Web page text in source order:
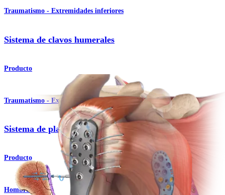
Traumatismo - Extremidades inferiores
Sistema de clavos humerales
Producto
Traumatismo - Extremidades inferiores
Sistema de placas humerales
Producto
Hombro